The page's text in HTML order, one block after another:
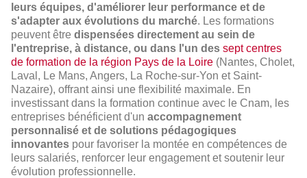
leurs équipes, d'améliorer leur performance et de
s'adapter aux évolutions du marché. Les formations
peuvent être dispensées directement au sein de
l'entreprise, à distance, ou dans l'un des sept centres
de formation de la région Pays de la Loire (Nantes, Cholet,
Laval, Le Mans, Angers, La Roche-sur-Yon et Saint-
Nazaire), offrant ainsi une flexibilité maximale. En
investissant dans la formation continue avec le Cnam, les
entreprises bénéficient d'un accompagnement
personnalisé et de solutions pédagogiques
innovantes pour favoriser la montée en compétences de
leurs salariés, renforcer leur engagement et soutenir leur
évolution professionnelle.